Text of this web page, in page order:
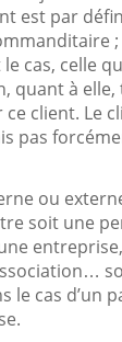
est par
le cas, celle
quant à
client. Le
pas
ou
soit une
le cas d’un